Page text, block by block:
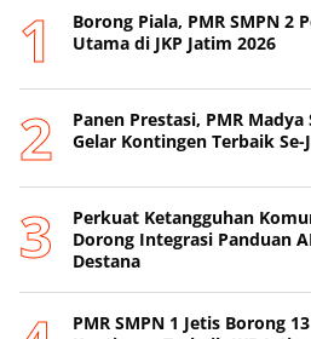
Borong Piala, PMR SMPN 2
Utama di JKP Jatim 2026
Panen Prestasi, PMR
Gelar Kontingen Terbaik Se-
Perkuat Ketangguhan
Dorong Integrasi Panduan
Destana
PMR SMPN 1 Jetis Borong